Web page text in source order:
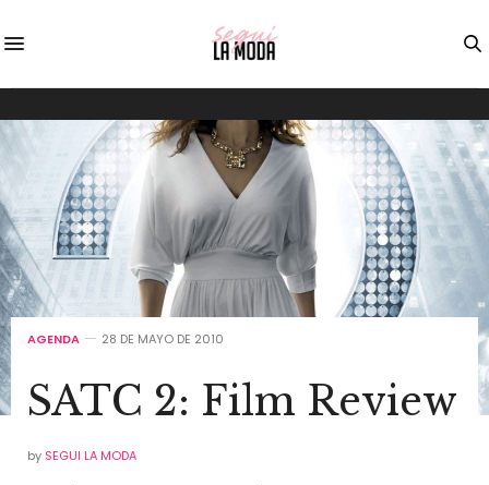
AGENDA 28 DE MAYO DE 2010
SATC 2: Film Review
by SEGUI LA MODA